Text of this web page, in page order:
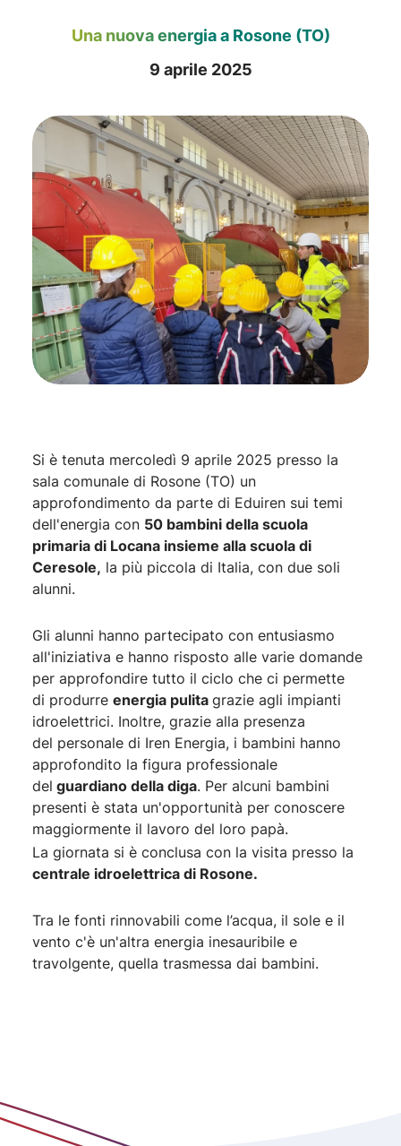
Una nuova energia a Rosone (TO)
9 aprile 2025
Si è tenuta mercoledì 9 aprile 2025 presso la
sala comunale di Rosone (TO) un
approfondimento da parte di Eduiren sui temi
dell'energia con 50 bambini della scuola
primaria di Locana insieme alla scuola di
Ceresole, la più piccola di Italia, con due soli
alunni.
Gli alunni hanno partecipato con entusiasmo
all'iniziativa e hanno risposto alle varie domande
per approfondire tutto il ciclo che ci permette
di produrre energia pulita grazie agli impianti
idroelettrici. Inoltre, grazie alla presenza
del personale di Iren Energia, i bambini hanno
approfondito la figura professionale
del guardiano della diga. Per alcuni bambini
presenti è stata un'opportunità per conoscere
maggiormente il lavoro del loro papà.
La giornata si è conclusa con la visita presso la
centrale idroelettrica di Rosone.
Tra le fonti rinnovabili come l’acqua, il sole e il
vento c'è un'altra energia inesauribile e
travolgente, quella trasmessa dai bambini.